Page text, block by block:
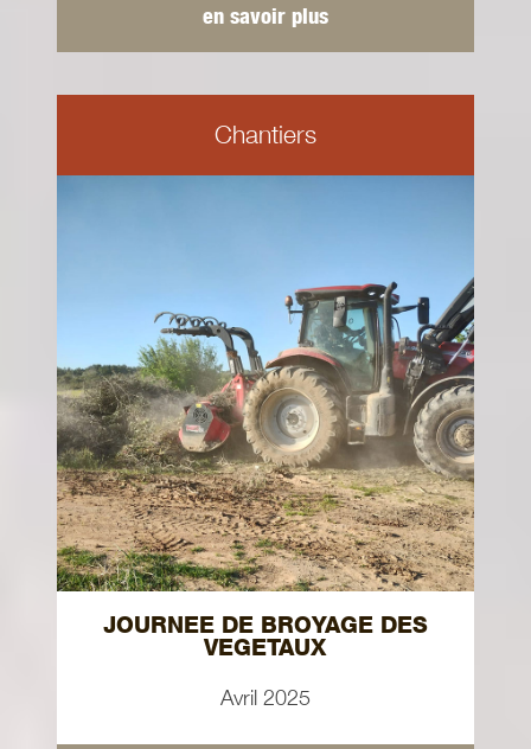
en savoir plus
Chantiers
JOURNEE DE BROYAGE DES
VEGETAUX
Avril 2025